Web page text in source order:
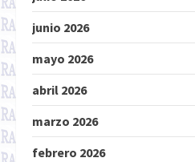
junio 2026
mayo 2026
abril 2026
marzo 2026
febrero 2026